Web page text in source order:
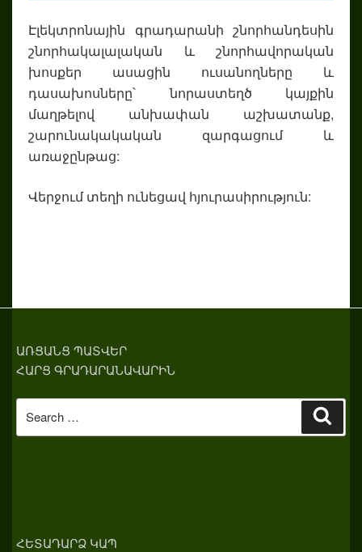
Էլեկտրոնային գրադարանի շնորհանդեսին
շնորհակալալական և շնորհավորական
խոսքեր ասացին ուսանողները և
դասախոսները՝ նորաստեղծ կայքին
մաղթելով անխափան աշխատանք,
շարունակակական զարգացում և
առաջընթաց:
Վերջում տեղի ունեցավ հյուրասիրություն:
ԱՌՑԱՆՑ ՊԱՏՎԵՐ
ՀԱՐՑ ԳՐԱԴԱՐԱՆԱՎԱՐԻՆ
for:
ՀԵՏԱԴԱՐՁ ԿԱՊ